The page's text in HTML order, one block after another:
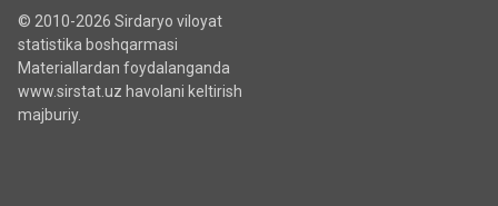
© 2010-2026 Sirdaryo viloyat
statistika boshqarmasi
Materiallardan foydalanganda
www.sirstat.uz havolani keltirish
majburiy.